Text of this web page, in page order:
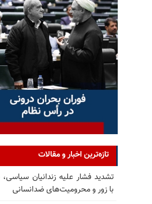
تازه‌ترین اخبار و مقالات
تشدید فشار علیه زندانیان سیاسی،
با زور و محرومیت‌های ضدانسانی